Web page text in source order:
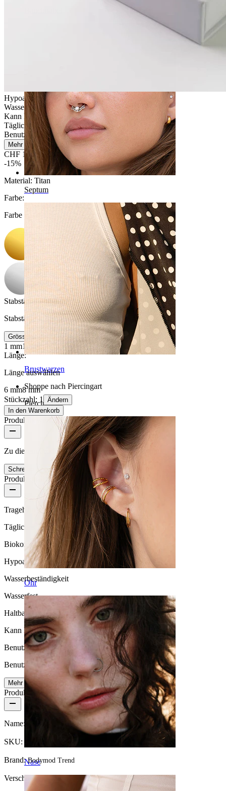
Septum
Brustwarzen
Shoppe nach Piercingart
Piercings
Ohr
Nase
Hypoallergen
Wasserfest
Kann lebenslang halten
Tägliches Tragen
Benutzerfreundlich
Mehr lesen
CHF 19.47CHF 22.90
-15%
Material: Titan
Farbe:
Farbe auswählen
Stabstärke:
Stabstärke auswählen
Grösseninfo
1 mm1,2 mm
Länge:
Länge auswählen
6 mm8 mm
Stückzahl: 1
Ändern
In den Warenkorb
Produktbewertungen
Zu diesem Produkt gibt es noch keine Bewertungen
Schreibe eine Bewertung
Produktqualität
Tragehäufigkeit
Tägliches Tragen
Biokompatibilität
Hypoallergen
Wasserbeständigkeit
Wasserfest
Haltbarkeit
Kann lebenslang halten
Benutzerfreundlichkeit
Benutzerfreundlich
Mehr lesen
Produktdetails
Name: Muschel-Labret aus Titan
SKU:
Brand:Bodymod Trend
Verschlusstyp: Innengewinde